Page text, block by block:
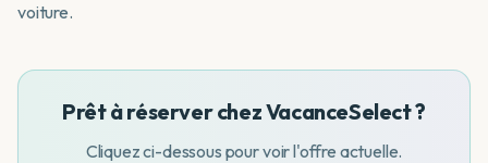
voiture.
Prêt à réserver chezVacanceSelect?
Cliquez ci-dessous pour voir l'offre actuelle.